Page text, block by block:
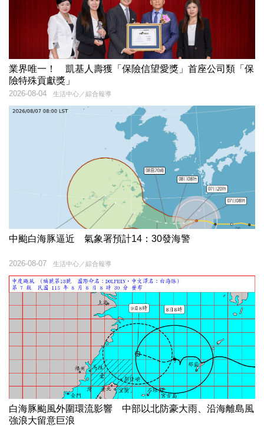
業界唯一！ 凱基人壽獲「保險信望愛獎」首座公司類「保
險特殊貢獻獎」
生活中心／綜合報導
2026-08-04
中颱白海豚逼近 氣象署預計14：30發海警
生活中心／綜合報導
2026-08-07
白海豚颱風外圍環流影響 中部以北防豪大雨、沿海離島風
強浪大留意巨浪